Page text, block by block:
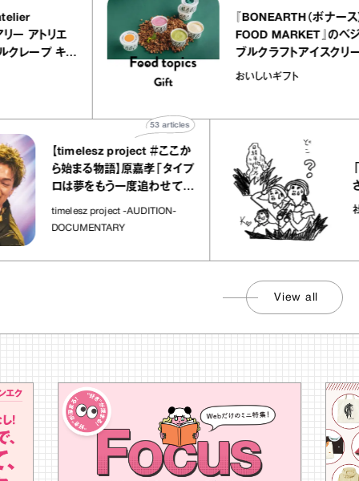
atelier
イクアリー アトリエ
）』のミルクレープ キャ
『BONEARTH（
FOOD MARKET
ブルクラフトア
｜真野知子の「
おいしいギフト
【timelesz project ＃ここか
ら始まる物語】原嘉孝「タイプ
ロは夢をもう一度追わせてく
れた場所」
timelesz project -AUDITION-
DOCUMENTARY
articles
「日経平
さんが解
社会のじ
View all